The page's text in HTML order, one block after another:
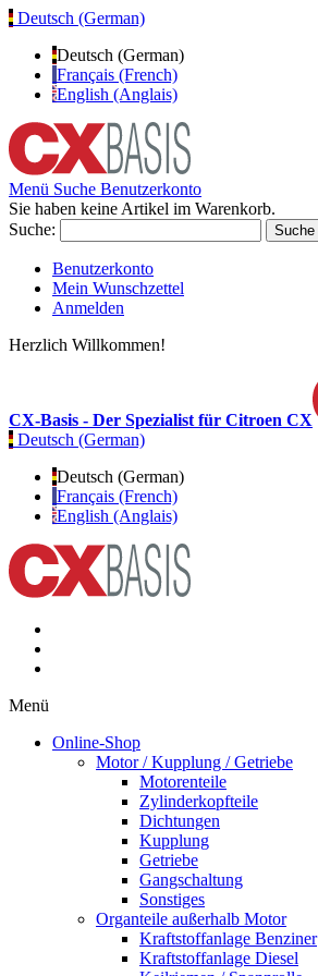
Deutsch (German)
Deutsch (German)
Français (French)
English (Anglais)
Menü Suche Benutzerkonto
Sie haben keine Artikel im Warenkorb.
Suche:
Suche
Benutzerkonto
Mein Wunschzettel
Anmelden
Herzlich Willkommen!
CX-Basis - Der Spezialist für Citroen CX
Deutsch (German)
Deutsch (German)
Français (French)
English (Anglais)
Menü
Online-Shop
Motor / Kupplung / Getriebe
Motorenteile
Zylinderkopfteile
Dichtungen
Kupplung
Getriebe
Gangschaltung
Sonstiges
Organteile außerhalb Motor
Kraftstoffanlage Benziner
Kraftstoffanlage Diesel